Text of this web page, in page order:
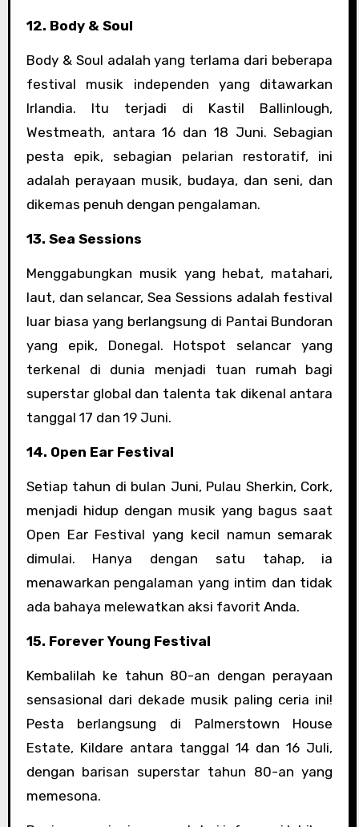
12. Body & Soul
Body & Soul adalah yang terlama dari beberapa
festival musik independen yang ditawarkan
Irlandia. Itu terjadi di Kastil Ballinlough,
Westmeath, antara 16 dan 18 Juni. Sebagian
pesta epik, sebagian pelarian restoratif, ini
adalah perayaan musik, budaya, dan seni, dan
dikemas penuh dengan pengalaman.
13. Sea Sessions
Menggabungkan musik yang hebat, matahari,
laut, dan selancar, Sea Sessions adalah festival
luar biasa yang berlangsung di Pantai Bundoran
yang epik, Donegal. Hotspot selancar yang
terkenal di dunia menjadi tuan rumah bagi
superstar global dan talenta tak dikenal antara
tanggal 17 dan 19 Juni.
14. Open Ear Festival
Setiap tahun di bulan Juni, Pulau Sherkin, Cork,
menjadi hidup dengan musik yang bagus saat
Open Ear Festival yang kecil namun semarak
dimulai. Hanya dengan satu tahap, ia
menawarkan pengalaman yang intim dan tidak
ada bahaya melewatkan aksi favorit Anda.
15. Forever Young Festival
Kembalilah ke tahun 80-an dengan perayaan
sensasional dari dekade musik paling ceria ini!
Pesta berlangsung di Palmerstown House
Estate, Kildare antara tanggal 14 dan 16 Juli,
dengan barisan superstar tahun 80-an yang
memesona.